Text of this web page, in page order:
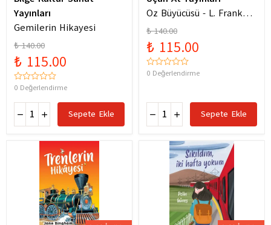
Yayınları
Gemilerin Hikayesi
₺ 140.00
₺ 115.00
0 Değerlendirme
Sepete Ekle
Oz Büyücüsü - L. Frank
Baum
₺ 140.00
₺ 115.00
0 Değerlendirme
Sepete Ekle